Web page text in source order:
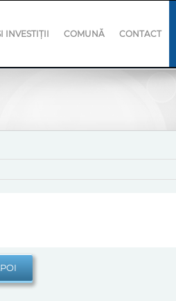
INVESTIȚII COMUNĂ CONTACT